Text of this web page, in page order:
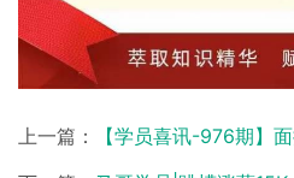
上一篇：
【学员喜讯-976期】面